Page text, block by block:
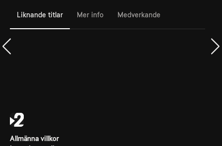
Liknande titlar Mer info Medverkande
Allmänna villkor